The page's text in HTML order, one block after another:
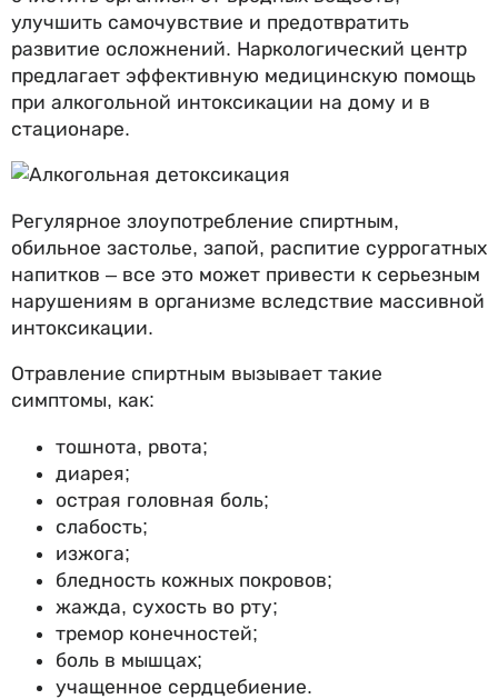
улучшить самочувствие и предотвратить
развитие осложнений. Наркологический центр
предлагает эффективную медицинскую помощь
при алкогольной интоксикации на дому и в
стационаре.
Регулярное злоупотребление спиртным,
обильное застолье, запой, распитие суррогатных
напитков – все это может привести к серьезным
нарушениям в организме вследствие массивной
интоксикации.
Отравление спиртным вызывает такие
симптомы, как:
тошнота, рвота;
диарея;
острая головная боль;
слабость;
изжога;
бледность кожных покровов;
жажда, сухость во рту;
тремор конечностей;
боль в мышцах;
учащенное сердцебиение.